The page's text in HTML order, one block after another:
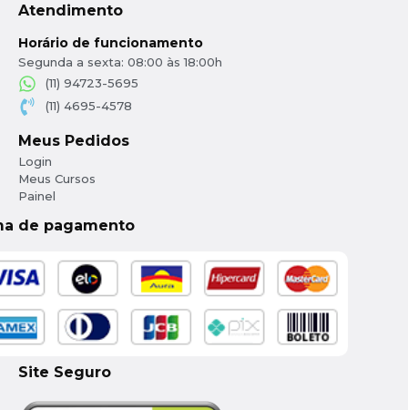
Atendimento
Horário de funcionamento
Segunda a sexta: 08:00 às 18:00h
(11) 94723-5695
(11) 4695-4578
Meus Pedidos
Login
Meus Cursos
Painel
de pagamento
Site Seguro